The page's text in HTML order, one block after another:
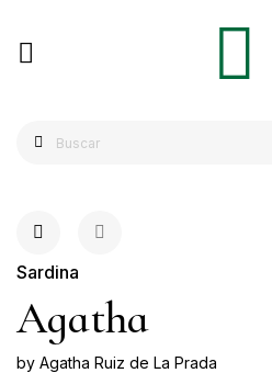
Sardina
Agatha
by Agatha Ruiz de La Prada